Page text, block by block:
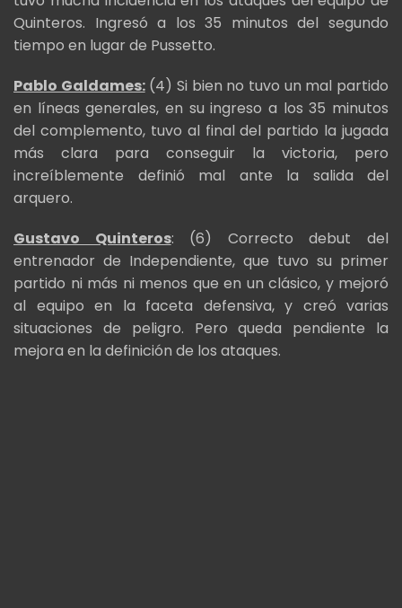
Quinteros. Ingresó a los 35 minutos del segundo
tiempo en lugar de Pussetto.
Pablo Galdames:(4) Si bien no tuvo un mal partido
en líneas generales, en su ingreso a los 35 minutos
del complemento, tuvo al final del partido la jugada
más clara para conseguir la victoria, pero
increíblemente definió mal ante la salida del
arquero.
Gustavo Quinteros: (6) Correcto debut del
entrenador de Independiente, que tuvo su primer
partido ni más ni menos que en un clásico, y mejoró
al equipo en la faceta defensiva, y creó varias
situaciones de peligro. Pero queda pendiente la
mejora en la definición de los ataques.